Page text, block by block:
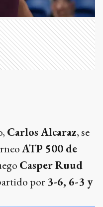
Carlos Alcaraz, se
ATP 500 de
Casper Ruud
por 3-6, 6-3 y